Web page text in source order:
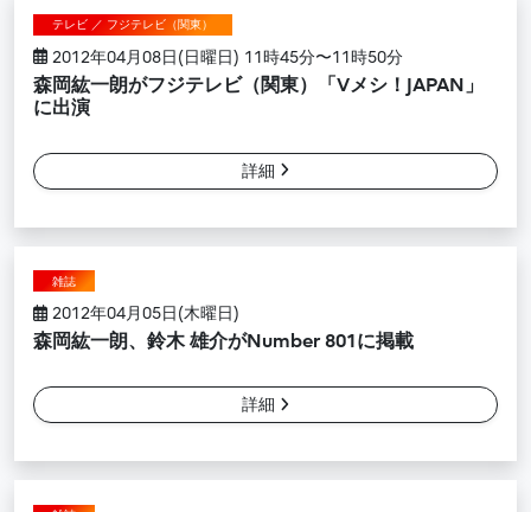
テレビ ／ フジテレビ（関東）
2012年04月08日(日曜日) 11時45分〜11時50分
森岡紘一朗がフジテレビ（関東）「Vメシ！JAPAN」
に出演
詳細
雑誌
2012年04月05日(木曜日)
森岡紘一朗、鈴木 雄介がNumber 801に掲載
詳細